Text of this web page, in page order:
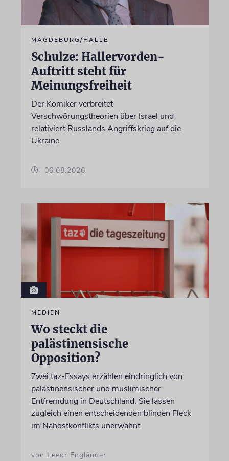
MAGDEBURG/HALLE
Schulze: Hallervorden-
Auftritt steht für
Meinungsfreiheit
Der Komiker verbreitet
Verschwörungstheorien über Israel und
relativiert Russlands Angriffskrieg auf die
Ukraine
06.08.2026
MEDIEN
Wo steckt die
palästinensische
Opposition?
Zwei taz-Essays erzählen eindringlich von
palästinensischer und muslimischer
Entfremdung in Deutschland. Sie lassen
zugleich einen entscheidenden blinden Fleck
im Nahostkonflikts unerwähnt
von Leeor Engländer